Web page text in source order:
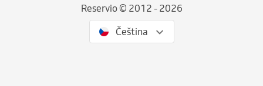
Reservio © 2012 - 2026
Čeština